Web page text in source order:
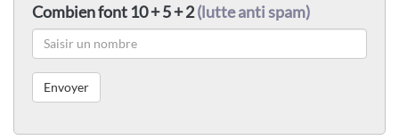
Combien font 10 + 5 + 2(lutte anti spam)